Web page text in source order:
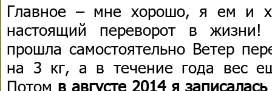
Главное – мне хорошо, я ем и
настоящий переворот в
прошла самостоятельно Ветер
на 3 кг, а в течение года вес
Потом в августе 2014 я